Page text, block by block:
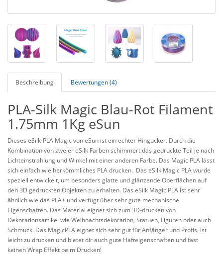
Beschreibung Bewertungen (4)
PLA-Silk Magic Blau-Rot Filament
1.75mm 1Kg eSun
Dieses eSilk-PLA Magic von eSun ist ein echter Hingucker. Durch die
Kombination von zweier eSilk Farben schimmert das gedruckte Teil je nach
Lichteinstrahlung und Winkel mit einer anderen Farbe. Das Magic PLA lässt
sich einfach wie herkömmliches PLA drucken. Das eSilk Magic PLA wurde
speziell entwickelt, um besonders glatte und glänzende Oberflächen auf
den 3D gedruckten Objekten zu erhalten. Das eSilk Magic PLA ist sehr
ähnlich wie das PLA+ und verfügt über sehr gute mechanische
Eigenschaften. Das Material eignet sich zum 3D-drucken von
Dekorationsartikel wie Weihnachtsdekoration, Statuen, Figuren oder auch
Schmuck. Das MagicPLA eignet sich sehr gut für Anfänger und Profis, ist
leicht zu drucken und bietet dir auch gute Hafteigenschaften und fast
keinen Wrap Effekt beim Drucken!